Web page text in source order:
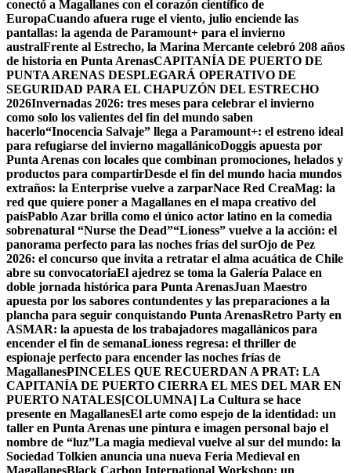
conectó a Magallanes con el corazón científico de
EuropaCuando afuera ruge el viento, julio enciende las
pantallas: la agenda de Paramount+ para el invierno
australFrente al Estrecho, la Marina Mercante celebró 208 años
de historia en Punta ArenasCAPITANÍA DE PUERTO DE
PUNTA ARENAS DESPLEGARÁ OPERATIVO DE
SEGURIDAD PARA EL CHAPUZÓN DEL ESTRECHO
2026Invernadas 2026: tres meses para celebrar el invierno
como solo los valientes del fin del mundo saben
hacerlo“Inocencia Salvaje” llega a Paramount+: el estreno ideal
para refugiarse del invierno magallánicoDoggis apuesta por
Punta Arenas con locales que combinan promociones, helados y
productos para compartirDesde el fin del mundo hacia mundos
extraños: la Enterprise vuelve a zarparNace Red CreaMag: la
red que quiere poner a Magallanes en el mapa creativo del
paísPablo Azar brilla como el único actor latino en la comedia
sobrenatural “Nurse the Dead”“Lioness” vuelve a la acción: el
panorama perfecto para las noches frías del surOjo de Pez
2026: el concurso que invita a retratar el alma acuática de Chile
abre su convocatoriaEl ajedrez se toma la Galería Palace en
doble jornada histórica para Punta ArenasJuan Maestro
apuesta por los sabores contundentes y las preparaciones a la
plancha para seguir conquistando Punta ArenasRetro Party en
ASMAR: la apuesta de los trabajadores magallánicos para
encender el fin de semanaLioness regresa: el thriller de
espionaje perfecto para encender las noches frías de
MagallanesPINCELES QUE RECUERDAN A PRAT: LA
CAPITANÍA DE PUERTO CIERRA EL MES DEL MAR EN
PUERTO NATALES[COLUMNA] La Cultura se hace
presente en MagallanesEl arte como espejo de la identidad: un
taller en Punta Arenas une pintura e imagen personal bajo el
nombre de “luz”La magia medieval vuelve al sur del mundo: la
Sociedad Tolkien anuncia una nueva Feria Medieval en
MagallanesBlack Carbon International Workshop: un